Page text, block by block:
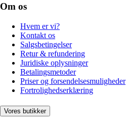
Om os
Hvem er vi?
Kontakt os
Salgsbetingelser
Retur & refundering
Juridiske oplysninger
Betalingsmetoder
Priser og forsendelsesmuligheder
Fortrolighedserklæring
Vores butikker